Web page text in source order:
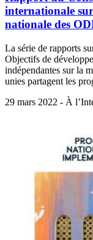
internationale
nationale des
La série de rapports
Objectifs de
indépendantes sur la
unies partagent les
29 mars 2022 - À